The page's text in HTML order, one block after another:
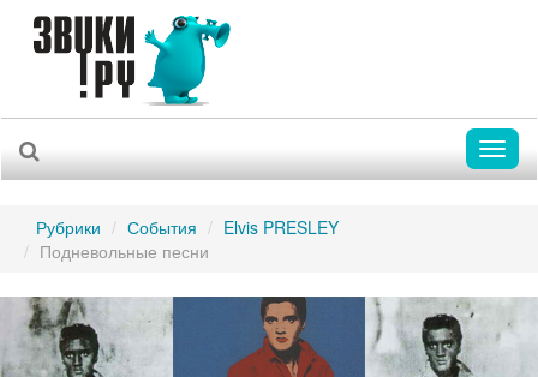
Рубрики События
Elvis PRESLEY
Подневольные песни